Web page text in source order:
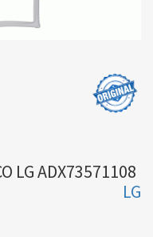
LG ADX73571108
LG